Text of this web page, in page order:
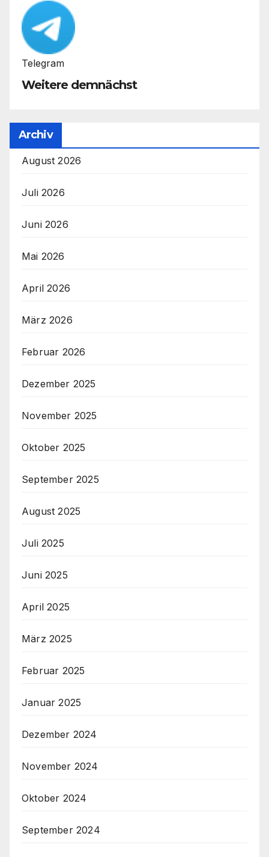
Telegram
Weitere demnächst
Archiv
August 2026
Juli 2026
Juni 2026
Mai 2026
April 2026
März 2026
Februar 2026
Dezember 2025
November 2025
Oktober 2025
September 2025
August 2025
Juli 2025
Juni 2025
April 2025
März 2025
Februar 2025
Januar 2025
Dezember 2024
November 2024
Oktober 2024
September 2024